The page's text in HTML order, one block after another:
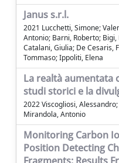
Janus s.r.l.
2021 Lucchetti, Simone;
Antonio; Barni, Roberto;
Catalani, Giulia; De Cesaris,
Tommaso; Ippoliti, Elena
La realtà aumentata
studi storici e la
2022 Viscogliosi,
Mirandola, Antonio
Monitoring Carbon
Position Detecting